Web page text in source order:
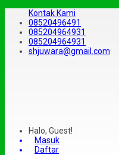
Kontak Kami
08520496491
085204964931
085204964931
shjuwara@gmail.com
Halo, Guest!
Masuk
Daftar